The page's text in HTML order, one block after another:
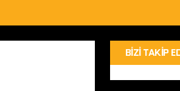
BIZI TAKIP